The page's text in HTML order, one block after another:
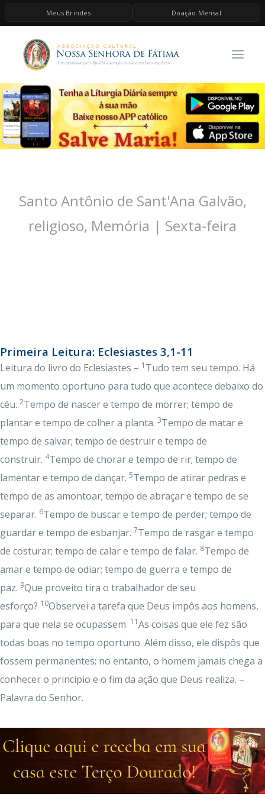
Meus Brindes Doação Mensal
HOME
A ASSOCIAÇÃO
CONTEÚDOS DE MARIA
ESPIRITUALIDADE
AS MELHORES MÚSICAS CATÓLICAS
BRINDES
Santo Antônio de Sant'Ana Galvão,
religioso, Memória | Sexta-feira
Primeira Leitura: Eclesiastes 3,1-11
Leitura do livro do Eclesiastes – 1 Tudo tem seu tempo. Há
um momento oportuno para tudo que acontece debaixo do
céu. 2Tempo de nascer e tempo de morrer; tempo de
plantar e tempo de colher a planta. 3Tempo de matar e
tempo de salvar; tempo de destruir e tempo de
construir. 4Tempo de chorar e tempo de rir; tempo de
lamentar e tempo de dançar. 5Tempo de atirar pedras e
tempo de as amontoar; tempo de abraçar e tempo de se
separar. 6Tempo de buscar e tempo de perder; tempo de
guardar e tempo de esbanjar. 7Tempo de rasgar e tempo
de costurar; tempo de calar e tempo de falar. 8Tempo de
amar e tempo de odiar; tempo de guerra e tempo de
paz. 9Que proveito tira o trabalhador de seu
esforço? 10Observei a tarefa que Deus impôs aos homens,
para que nela se ocupassem. 11As coisas que ele fez são
todas boas no tempo oportuno. Além disso, ele dispôs que
fossem permanentes; no entanto, o homem jamais chega a
conhecer o princípio e o fim da ação que Deus realiza. –
Palavra do Senhor.